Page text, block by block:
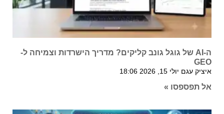
ה-AI של גוגל גונב קליקים? מדריך הישרדות וצמיחה ל-
GEO
איציק עגם יולי 15, 2026 18:06
אל תפספסו »